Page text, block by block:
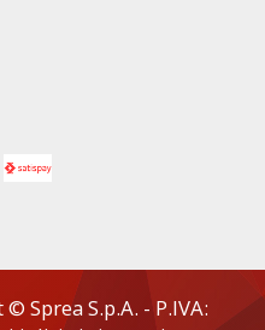
Sprea S.p.A. - P.IVA: